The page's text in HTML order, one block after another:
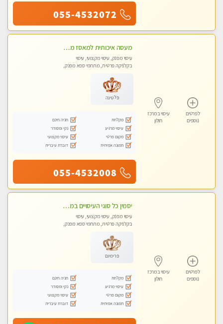
055-4532072
לפרטים
נוספים
עיסוי במרכז
חולון
מעסה איכותית למאסז מקצועי ומפנק לכל שרירי הגוף
עיסוי מפנק, עיסוי מקצועי, עיסוי
בקלניקה פרטית, מתחמי ספא מפנק,
פלטינה
מקלחת
חניה חינם
עיסוי מרגיע
נקי ומסודר
מקום פרטי
עיסוי מקצועי
תמונה אמיתית
דוברת עיברית
055-4532008
לפרטים
נוספים
עיסוי במרכז
חולון
יסמין כל סוגי העיסויים במקום הכי מושלם בעיר בת ים . highly recommended..new in the city
עיסוי מפנק, עיסוי מקצועי, עיסוי
בקלניקה פרטית, מתחמי ספא מפנק,
פרימיום
מקלחת
חניה חינם
עיסוי מרגיע
נקי ומסודר
מקום פרטי
עיסוי מקצועי
תמונה אמיתית
דוברת עיברית